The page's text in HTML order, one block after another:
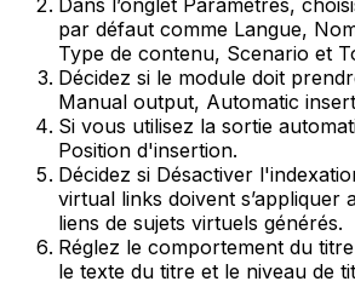
Dans l’onglet Paramètres,
par défaut comme Langue,
Type de contenu, Scenario et
Décidez si le module doit
Manual output, Automatic
Si vous utilisez la sortie
Position d'insertion.
Décidez si Désactiver
virtual links doivent s’appliquer
liens de sujets virtuels générés.
Réglez le comportement du
le texte du titre et le niveau de